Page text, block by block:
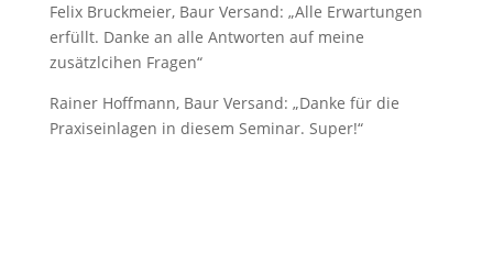
Felix Bruckmeier, Baur Versand: „Alle Erwartungen
erfüllt. Danke an alle Antworten auf meine
zusätzlcihen Fragen“
Rainer Hoffmann, Baur Versand: „Danke für die
Praxiseinlagen in diesem Seminar. Super!“